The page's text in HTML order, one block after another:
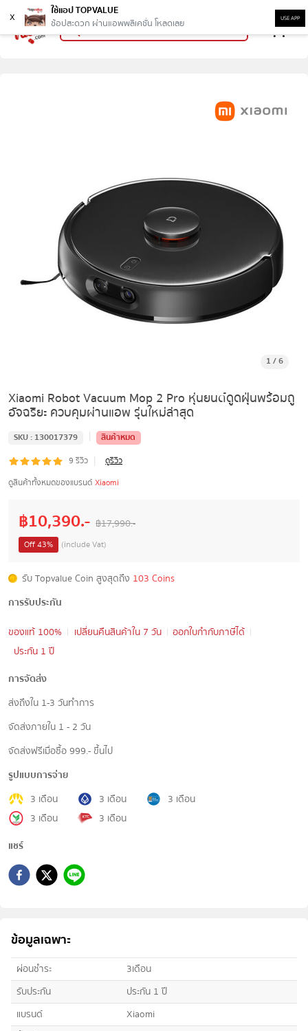
x
ใช้แอป TOPVALUE
ช้อปสะดวก ผ่านแอพพลิเคชั่น โหลดเลย
USE APP
1 /6
Xiaomi Robot Vacuum Mop 2 Pro หุ่นยนต์ดูดฝุ่นพร้อมถู
อัจฉริยะ ควบคุมผ่านแอพ รุ่นใหม่ล่าสุด
SKU : 130017379 |
สินค้าหมด
9 รีวิว |
ดูรีวิว
ดูสินค้าทั้งหมดของแบรนด์ Xiaomi
฿10,390.- ฿17,990.-
Off43% (include Vat)
รับ Topvalue Coin สูงสุดถึง 103 Coins
การรับประกัน
ของแท้ 100%
เปลี่ยนคืนสินค้าใน 7 วัน
ออกใบกำกับภาษีได้
ประกัน 1 ปี
การจัดส่ง
ส่งถึงใน 1-3 วันทำการ
จัดส่งภายใน 1 - 2 วัน
จัดส่งฟรีเมื่อซื้อ 999.- ขึ้นไป
รูปแบบการจ่าย
3 เดือน
3 เดือน
3 เดือน
3 เดือน
3 เดือน
แชร์
ข้อมูลเฉพาะ
ผ่อนชำระ
3เดือน
รับประกัน
ประกัน 1 ปี
แบรนด์
Xiaomi